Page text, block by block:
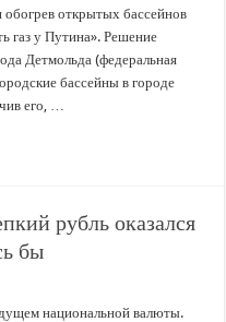
обогрев открытых бассейнов
газ у Путина». Решение
Детмольда (федеральная
бассейны в городе
его, …
рубль оказался
бы
национальной валюты.